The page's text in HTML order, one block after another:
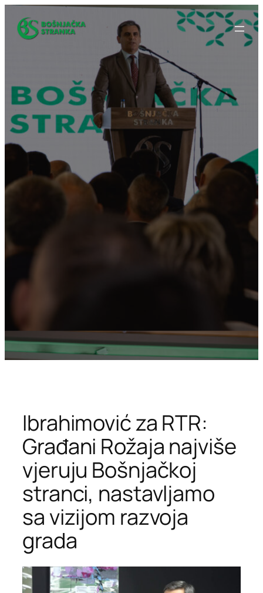
sadržaj
Ibrahimović za RTR:
Građani Rožaja najviše
vjeruju Bošnjačkoj
stranci, nastavljamo
sa vizijom razvoja
grada